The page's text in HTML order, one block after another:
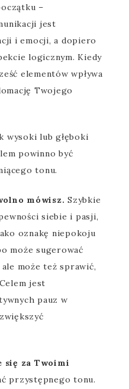
–
jest
i emocji, a dopiero
logicznym. Kiedy
elementów wpływa
Twojego
wysoki lub głęboki
powinno być
tonu.
mówisz. Szybkie
siebie i pasji,
oznakę niepokoju
może sugerować
może też sprawić,
jest
pauz w
się za Twoimi
przystępnego tonu.